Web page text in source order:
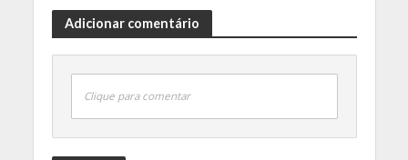
Adicionar comentário
Clique para comentar